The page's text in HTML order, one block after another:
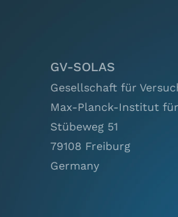
GV-SOLAS
Gesellschaft für
Max-Planck-Institut
Stübeweg 51
79108 Freiburg
Germany